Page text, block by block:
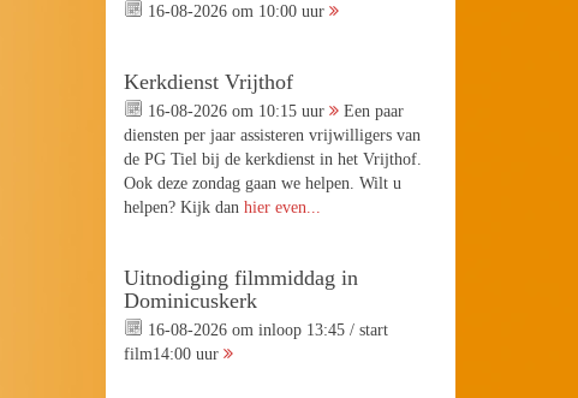
16-08-2026 om 10:00 uur
Kerkdienst Vrijthof
16-08-2026 om 10:15 uur
Een paar
diensten per jaar assisteren vrijwilligers van
de PG Tiel bij de kerkdienst in het Vrijthof.
Ook deze zondag gaan we helpen. Wilt u
helpen? Kijk danhier even...
Uitnodiging filmmiddag in
Dominicuskerk
16-08-2026 om inloop 13:45 / start
film14:00 uur